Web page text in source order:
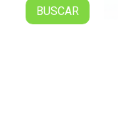
BUSCAR